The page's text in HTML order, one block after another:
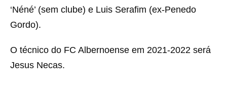
‘Néné’ (sem clube) e Luis Serafim (ex-Penedo
Gordo).
O técnico do FC Albernoense em 2021-2022 será
Jesus Necas.